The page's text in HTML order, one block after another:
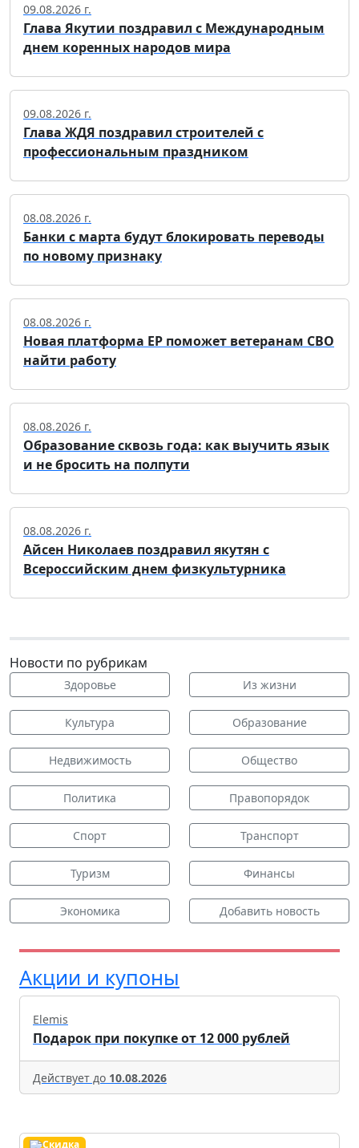
09.08.2026 г.
Глава Якутии поздравил с Международным
днем коренных народов мира
09.08.2026 г.
Глава ЖДЯ поздравил строителей с
профессиональным праздником
08.08.2026 г.
Банки с марта будут блокировать переводы
по новому признаку
08.08.2026 г.
Новая платформа ЕР поможет ветеранам СВО
найти работу
08.08.2026 г.
Образование сквозь года: как выучить язык
и не бросить на полпути
08.08.2026 г.
Айсен Николаев поздравил якутян с
Всероссийским днем физкультурника
Новости по рубрикам
Здоровье Из жизни
Культура Образование
Недвижимость Общество
Политика Правопорядок
Спорт Транспорт
Туризм Финансы
Экономика Добавить новость
Акции и купоны
Elemis
Подарок при покупке от 12 000 рублей
Действует до 10.08.2026